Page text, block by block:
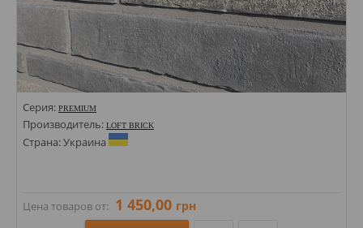
Серия: PREMIUM
Производитель: LOFT BRICK
Страна: Украина
Цена товаров от: 1 450,00 грн